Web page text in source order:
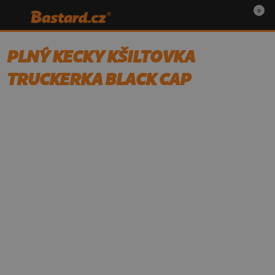
0
PLNÝ KECKY KŠILTOVKA
TRUCKERKA BLACK CAP